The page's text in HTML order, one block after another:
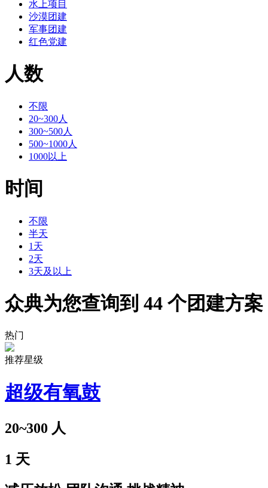
水上项目
沙漠团建
军事团建
红色党建
人数
不限
20~300人
300~500人
500~1000人
1000以上
时间
不限
半天
1天
2天
3天及以上
众典为您查询到 44 个团建方案
热门
推荐星级
超级有氧鼓
20~300 人
1 天